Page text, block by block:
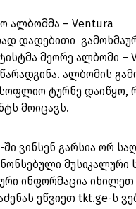
ალბომმა – Ventura
დადებითი
მეორე ალბომი –
ალბომის
ტურნე დაიწყო,
მოიცავს.
ში ვინსენ გარსია ორ
მუსიკალური
ინფორმაცია იხილეთ
ეწვიეთ tkt.ge-ს